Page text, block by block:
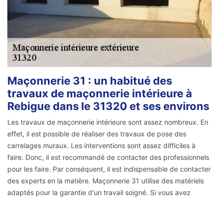
Maçonnerie 31 : un habitué des
travaux de maçonnerie intérieure à
Rebigue dans le 31320 et ses environs
Les travaux de maçonnerie intérieure sont assez nombreux. En
effet, il est possible de réaliser des travaux de pose des
carrelages muraux. Les interventions sont assez difficiles à
faire. Donc, il est recommandé de contacter des professionnels
pour les faire. Par conséquent, il est indispensable de contacter
des experts en la matière. Maçonnerie 31 utilise des matériels
adaptés pour la garantie d'un travail soigné. Si vous avez